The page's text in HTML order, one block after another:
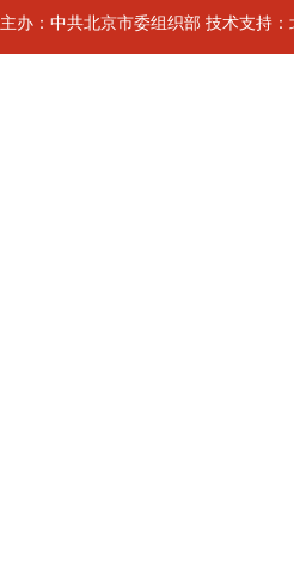
主办：中共北京市委组织部 技术支持